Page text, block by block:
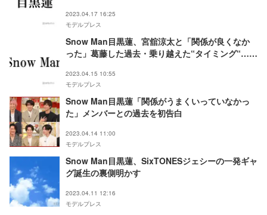
2023.04.17 16:25
モデルプレス
Snow Man目黒蓮、宮舘涼太と「関係が良くなか
った」葛藤した過去・乗り越えた“タイミング“…抱
2023.04.15 10:55
モデルプレス
Snow Man目黒蓮「関係がうまくいっていなかっ
た」メンバーとの過去を初告白
2023.04.14 11:00
モデルプレス
Snow Man目黒蓮、SixTONESジェシーの一発ギャ
グ誕生の裏側明かす
2023.04.11 12:16
モデルプレス